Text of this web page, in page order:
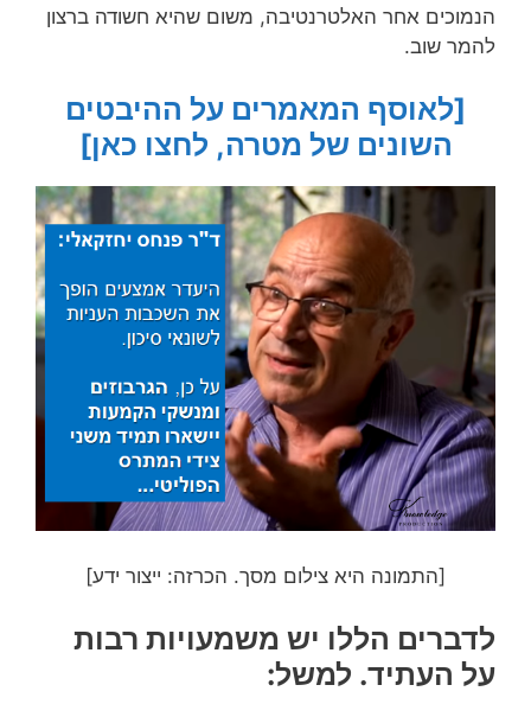
הנמוכים אחר האלטרנטיבה, משום שהיא חשודה ברצון
להמר שוב.
[לאוסף המאמרים על ההיבטים
השונים של מטרה, לחצו כאן]
[התמונה היא צילום מסך. הכרזה: ייצור ידע]
לדברים הללו יש משמעויות רבות
על העתיד. למשל: